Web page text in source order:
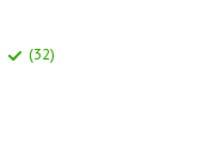
(32)